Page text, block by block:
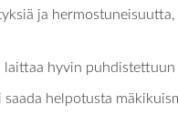
ja
hyvin
helpotusta